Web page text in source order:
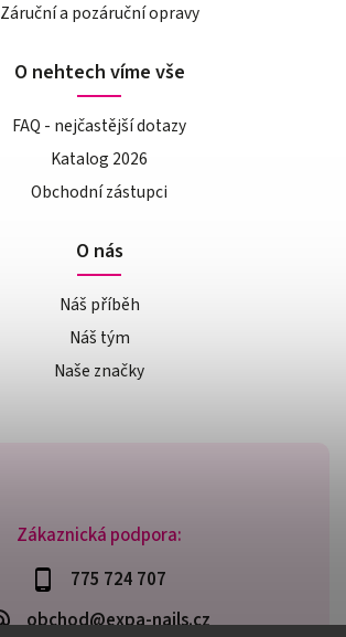
Zákaznická podpora:
775 724 707
obchod@expa-nails.cz
Záruční a pozáruční opravy
O nehtech víme vše
FAQ - nejčastější dotazy
Katalog 2026
Obchodní zástupci
O nás
Náš příběh
Náš tým
Naše značky